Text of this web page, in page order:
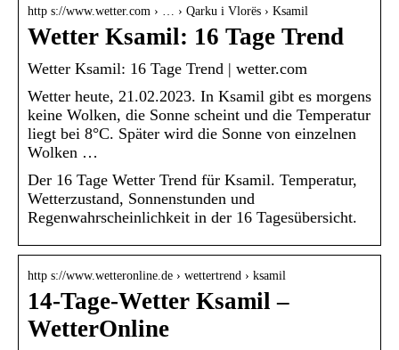
http s://www.wetter.com › … › Qarku i Vlorës › Ksamil
Wetter Ksamil: 16 Tage Trend
Wetter Ksamil: 16 Tage Trend | wetter.com
Wetter heute, 21.02.2023. In Ksamil gibt es morgens
keine Wolken, die Sonne scheint und die Temperatur
liegt bei 8°C. Später wird die Sonne von einzelnen
Wolken …
Der 16 Tage Wetter Trend für Ksamil. Temperatur,
Wetterzustand, Sonnenstunden und
Regenwahrscheinlichkeit in der 16 Tagesübersicht.
http s://www.wetteronline.de › wettertrend › ksamil
14-Tage-Wetter Ksamil –
WetterOnline